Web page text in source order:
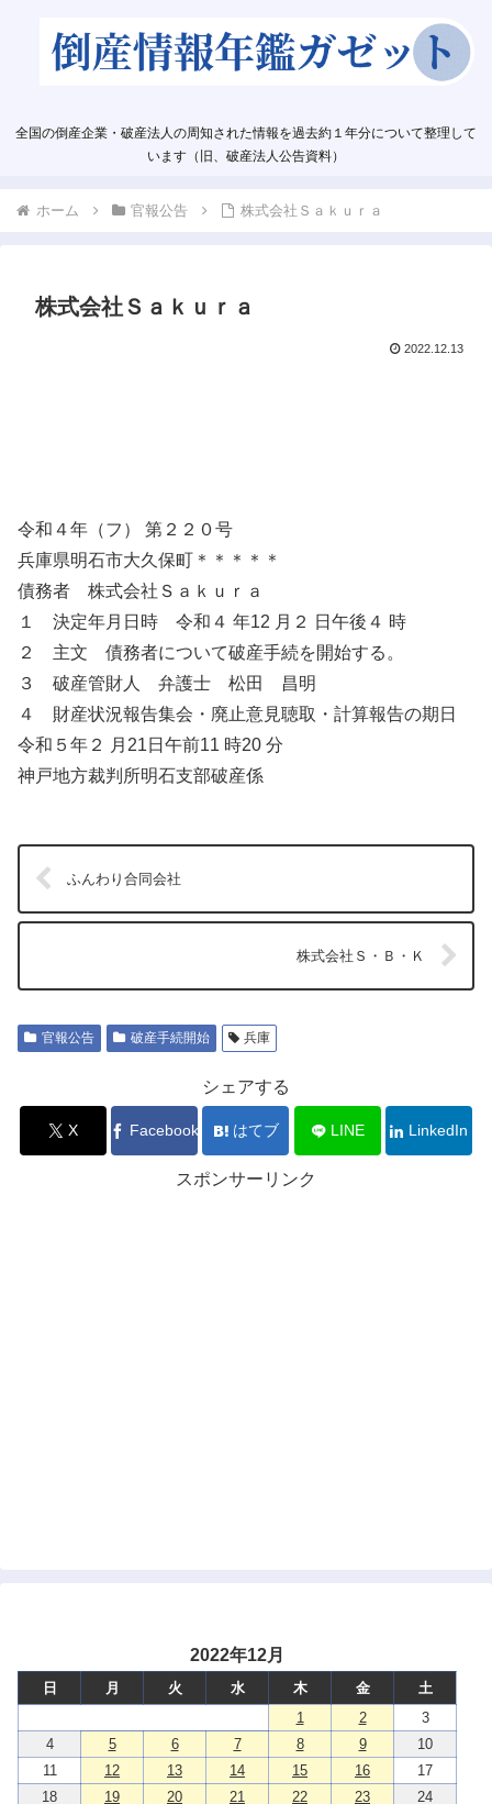
全国の倒産企業・破産法人の周知された情報を過去約１年分について整理して
います（旧、破産法人公告資料）
ホーム 官報公告 株式会社Ｓａｋｕｒａ
株式会社Ｓａｋｕｒａ
2022.12.13
令和４年（フ） 第２２０号
兵庫県明石市大久保町＊＊＊＊＊
債務者 株式会社Ｓａｋｕｒａ
１ 決定年月日時 令和４ 年12 月２ 日午後４ 時
２ 主文 債務者について破産手続を開始する。
３ 破産管財人 弁護士 松田 昌明
４ 財産状況報告集会・廃止意見聴取・計算報告の期日
令和５年２ 月21日午前11 時20 分
神戸地方裁判所明石支部破産係
ふんわり合同会社
株式会社Ｓ・Ｂ・Ｋ
官報公告 破産手続開始 兵庫
シェアする
X Facebook はてブ LINE LinkedIn
スポンサーリンク
2022年12月
日 月 火 水 木 金
土
1
2
3
4
5 6 7 8 9
10
11
12 13 14 15 16
17
18
19 20 21 22 23
24